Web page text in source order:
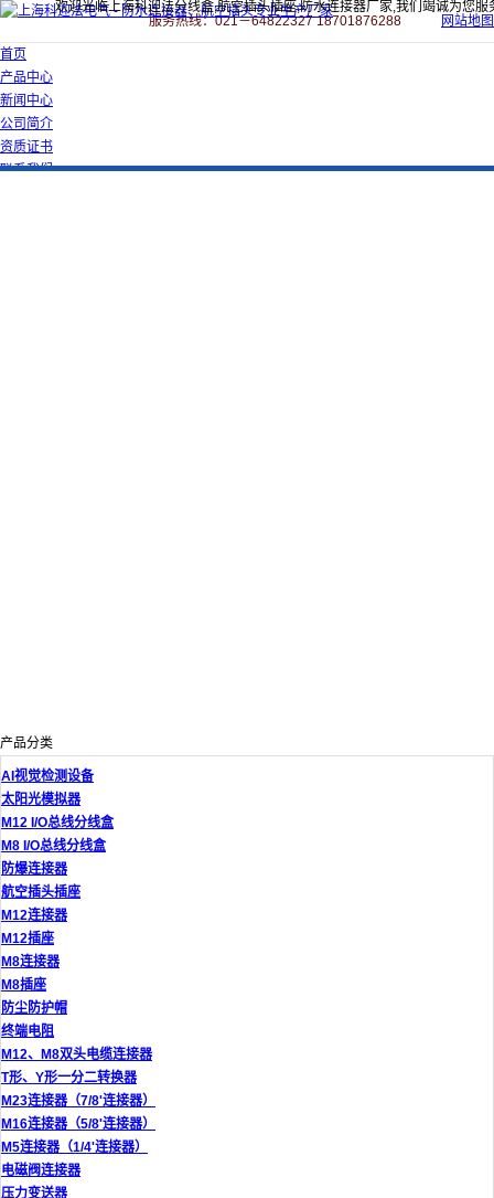
欢迎光临上海科迎法分线盒,航空插头插座,防水连接器厂家,我们竭诚为您服
服务热线：021－64822327 18701876288
网站地图
首页
产品中心
新闻中心
公司简介
资质证书
联系我们
产品分类
AI视觉检测设备
太阳光模拟器
M12 I/O总线分线盒
M8 I/O总线分线盒
防爆连接器
航空插头插座
M12连接器
M12插座
M8连接器
M8插座
防尘防护帽
终端电阻
M12、M8双头电缆连接器
T形、Y形一分二转换器
M23连接器（7/8'连接器）
M16连接器（5/8'连接器）
M5连接器（1/4'连接器）
电磁阀连接器
压力变送器